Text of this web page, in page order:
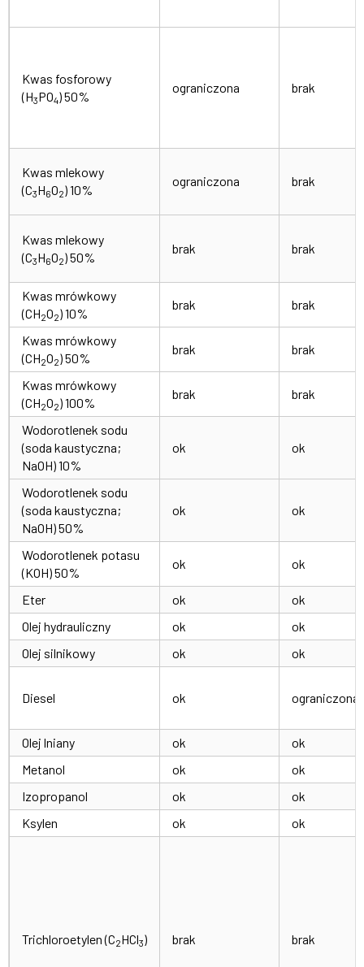
Kwas fosforowy
(H3PO4) 50%
ograniczona brak
Kwas mlekowy
(C3H6O2) 10%
ograniczona brak
Kwas mlekowy
(C3H6O2) 50%
brak brak
Kwas mrówkowy
(CH2O2) 10%
brak brak
Kwas mrówkowy
(CH2O2) 50%
brak brak
Kwas mrówkowy
(CH2O2) 100%
brak brak
Wodorotlenek sodu
(soda kaustyczna;
NaOH) 10%
ok ok
Wodorotlenek sodu
(soda kaustyczna;
NaOH) 50%
ok ok
Wodorotlenek potasu
(KOH) 50%
ok ok
Eter ok
ok
Olej hydrauliczny
ok
ok
Olej silnikowy
ok ok
Diesel ok ograniczona
Olej lniany ok
ok
Metanol
ok
ok
Izopropanol
ok
ok
Ksylen
ok ok
Trichloroetylen (C2HCl3) brak brak